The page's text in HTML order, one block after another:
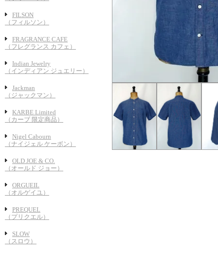
FILSON
（フィルソン）
FRAGRANCE CAFE
（フレグランス カフェ）
Indian Jewelry
（インディアン ジュエリー）
Jackman
（ジャックマン）
KARBE Limited
（カーブ 限定商品）
Nigel Cabourn
（ナイジェル ケーボン）
OLD JOE & CO.
（オールド ジョー）
ORGUEIL
（オルゲイユ）
PREQUEL
（プリクエル）
SLOW
（スロウ）